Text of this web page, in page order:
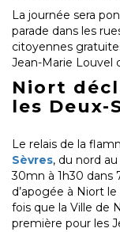
La journée sera
parade dans les
citoyennes
Jean-Marie Louvel
Niort
les Deux-
Le relais de la
Sèvres, du nord
30mn à 1h30 dans
d’apogée à Niort
fois que la Ville de
première pour les